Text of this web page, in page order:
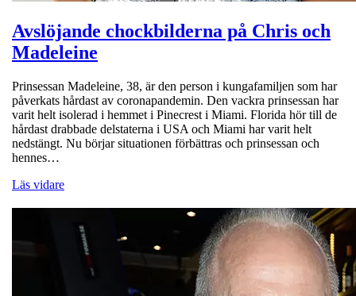
Avslöjande chockbilderna på Chris och
Madeleine
Prinsessan Madeleine, 38, är den person i kungafamiljen som har
påverkats hårdast av coronapandemin. Den vackra prinsessan har
varit helt isolerad i hemmet i Pinecrest i Miami. Florida hör till de
hårdast drabbade delstaterna i USA och Miami har varit helt
nedstängt. Nu börjar situationen förbättras och prinsessan och
hennes…
Läs vidare